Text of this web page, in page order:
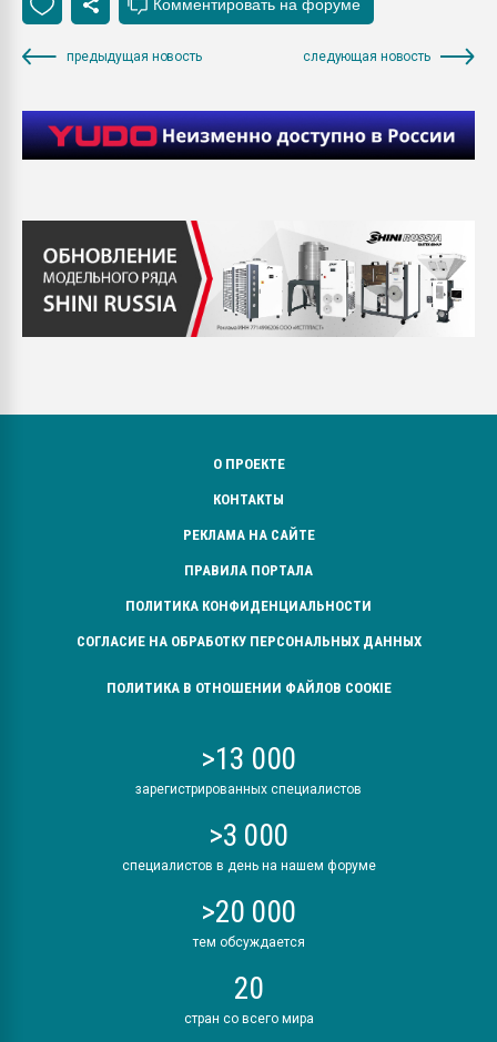
предыдущая новость следующая новость
О ПРОЕКТЕ
КОНТАКТЫ
РЕКЛАМА НА САЙТЕ
ПРАВИЛА ПОРТАЛА
ПОЛИТИКА КОНФИДЕНЦИАЛЬНОСТИ
СОГЛАСИЕ НА ОБРАБОТКУ ПЕРСОНАЛЬНЫХ ДАННЫХ
ПОЛИТИКА В ОТНОШЕНИИ ФАЙЛОВ COOKIE
>13 000
зарегистрированных специалистов
>3 000
специалистов в день на нашем форуме
>20 000
тем обсуждается
20
стран со всего мира